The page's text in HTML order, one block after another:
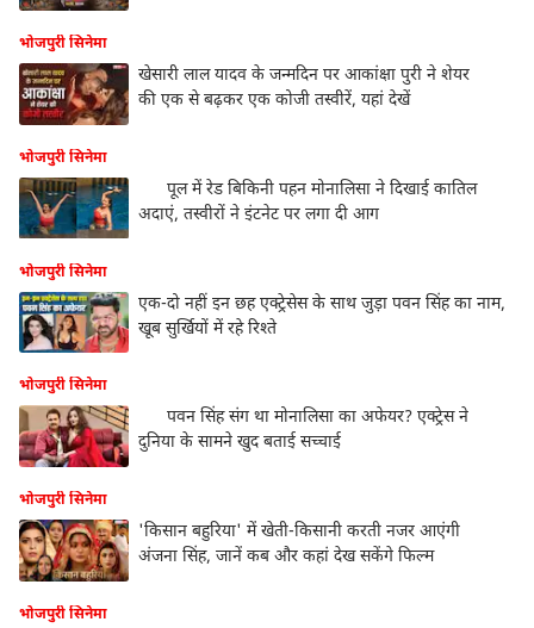
भोजपुरी सिनेमा
खेसारी लाल यादव के जन्मदिन पर आकांक्षा पुरी ने शेयर
की एक से बढ़कर एक कोजी तस्वीरें, यहां देखें
भोजपुरी सिनेमा
पूल में रेड बिकिनी पहन मोनालिसा ने दिखाई कातिल
अदाएं, तस्वीरों ने इंटनेट पर लगा दी आग
भोजपुरी सिनेमा
एक-दो नहीं इन छह एक्ट्रेसेस के साथ जुड़ा पवन सिंह का नाम,
खूब सुर्खियों में रहे रिश्ते
भोजपुरी सिनेमा
पवन सिंह संग था मोनालिसा का अफेयर? एक्ट्रेस ने
दुनिया के सामने खुद बताई सच्चाई
भोजपुरी सिनेमा
'किसान बहुरिया' में खेती-किसानी करती नजर आएंगी
अंजना सिंह, जानें कब और कहां देख सकेंगे फिल्म
भोजपुरी सिनेमा